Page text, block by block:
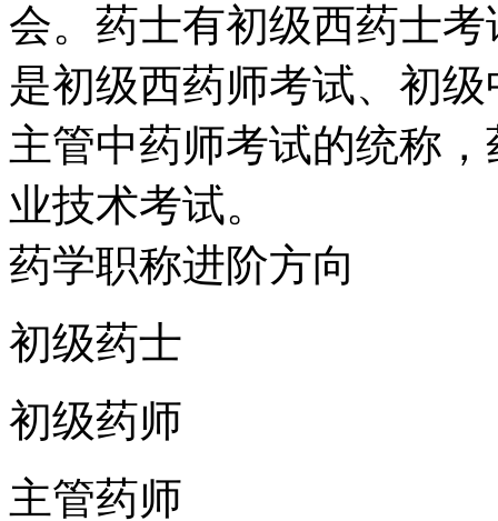
会。药士有初级西药士
是初级西药师考试、初
主管中药师考试的统称
业技术考试。
药学职称进阶方向
初级药士
初级药师
主管药师